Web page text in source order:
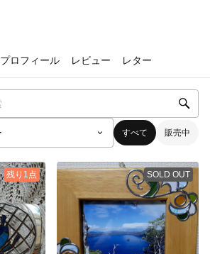
プロフィール レビュー レター
すべて 販売中
残り1点 SOLD OUT